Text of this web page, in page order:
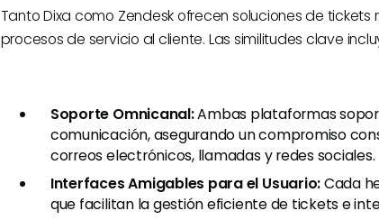
Tanto Dixa como Zendesk ofrecen soluciones de
procesos de servicio al cliente. Las similitudes clave
Soporte Omnicanal:Ambas plataformas
comunicación, asegurando un compromiso
correos electrónicos, llamadas y redes sociales.
Interfaces Amigables para el Usuario:Cada
que facilitan la gestión eficiente de tickets e